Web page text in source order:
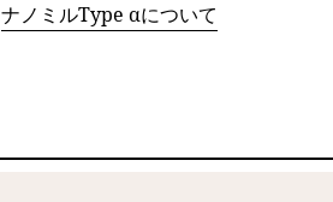
ナノミルType αについて